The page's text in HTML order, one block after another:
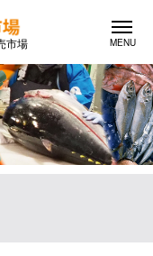
市場